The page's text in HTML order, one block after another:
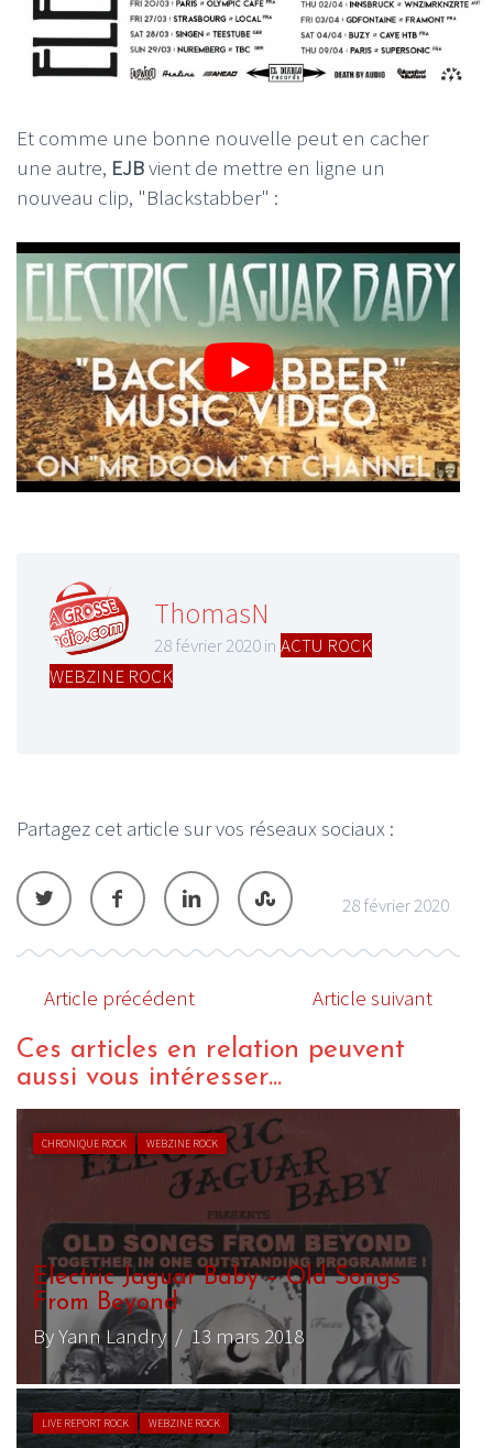
Et comme une bonne nouvelle peut en cacher
une autre, EJBvient de mettre en ligne un
nouveau clip, "Blackstabber" :
ThomasN
28 février 2020 in ACTU ROCK
WEBZINE ROCK
Partagez cet article sur vos réseaux sociaux :
28 février 2020
Article précédent Article suivant
Ces articles en relation peuvent
aussi vous intéresser...
CHRONIQUE ROCK WEBZINE ROCK
Electric Jaguar Baby – Old Songs
From Beyond
By Yann Landry / 13 mars 2018
LIVE REPORT ROCK WEBZINE ROCK